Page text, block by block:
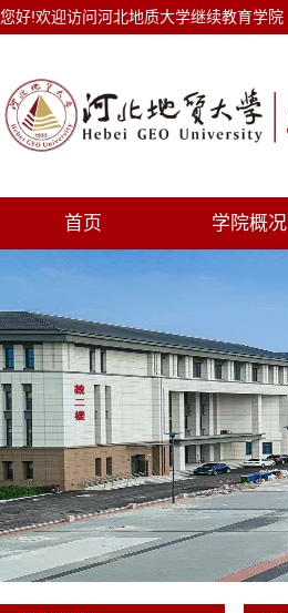
您好!欢迎访问河北地质大学继续教育学院
首页 学院概况